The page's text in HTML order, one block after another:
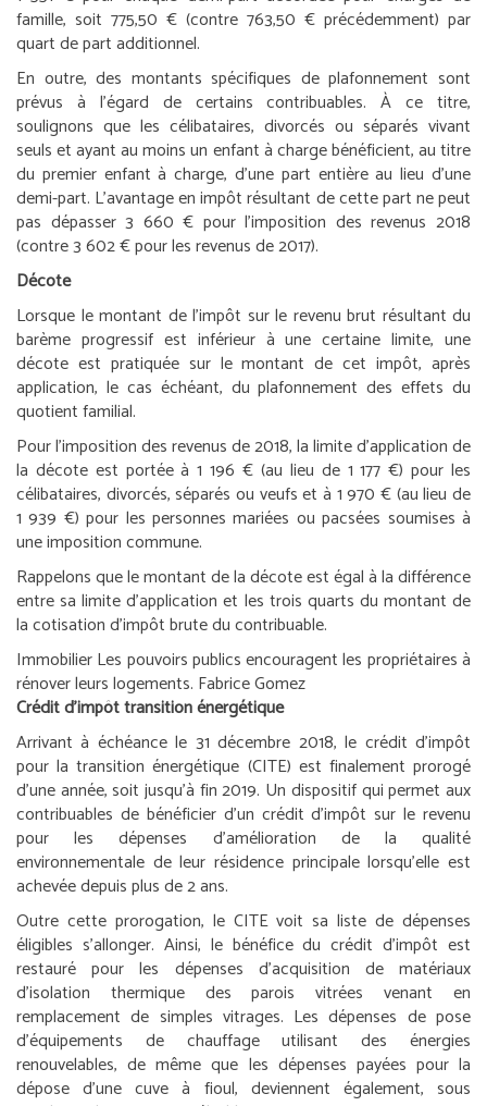
famille, soit 775,50 € (contre 763,50 € précédemment) par
quart de part additionnel.
En outre, des montants spécifiques de plafonnement sont
prévus à l’égard de certains contribuables. À ce titre,
soulignons que les célibataires, divorcés ou séparés vivant
seuls et ayant au moins un enfant à charge bénéficient, au titre
du premier enfant à charge, d’une part entière au lieu d’une
demi-part. L’avantage en impôt résultant de cette part ne peut
pas dépasser 3 660 € pour l’imposition des revenus 2018
(contre 3 602 € pour les revenus de 2017).
Décote
Lorsque le montant de l’impôt sur le revenu brut résultant du
barème progressif est inférieur à une certaine limite, une
décote est pratiquée sur le montant de cet impôt, après
application, le cas échéant, du plafonnement des effets du
quotient familial.
Pour l’imposition des revenus de 2018, la limite d’application de
la décote est portée à 1 196 € (au lieu de 1 177 €) pour les
célibataires, divorcés, séparés ou veufs et à 1 970 € (au lieu de
1 939 €) pour les personnes mariées ou pacsées soumises à
une imposition commune.
Rappelons que le montant de la décote est égal à la différence
entre sa limite d’application et les trois quarts du montant de
la cotisation d’impôt brute du contribuable.
ImmobilierLes pouvoirs publics encouragent les propriétaires à
rénover leurs logements. Fabrice Gomez
Crédit d’impôt transition énergétique
Arrivant à échéance le 31 décembre 2018, le crédit d’impôt
pour la transition énergétique (CITE) est finalement prorogé
d’une année, soit jusqu’à fin 2019. Un dispositif qui permet aux
contribuables de bénéficier d’un crédit d’impôt sur le revenu
pour les dépenses d’amélioration de la qualité
environnementale de leur résidence principale lorsqu’elle est
achevée depuis plus de 2 ans.
Outre cette prorogation, le CITE voit sa liste de dépenses
éligibles s’allonger. Ainsi, le bénéfice du crédit d’impôt est
restauré pour les dépenses d’acquisition de matériaux
d’isolation thermique des parois vitrées venant en
remplacement de simples vitrages. Les dépenses de pose
d’équipements de chauffage utilisant des énergies
renouvelables, de même que les dépenses payées pour la
dépose d’une cuve à fioul, deviennent également, sous